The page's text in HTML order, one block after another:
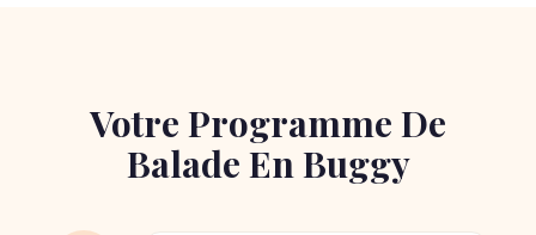
Votre Programme De
Balade En Buggy